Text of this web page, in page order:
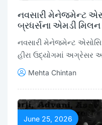
નવસારી મેનેજમેન્ટ
બ્રધર્સના એમડી મિલન
નવસારી મેનેજમેન્ટ
હીરા ઉદ્યોગમાં અગ્રેસર
Mehta Chintan
June 25, 2026